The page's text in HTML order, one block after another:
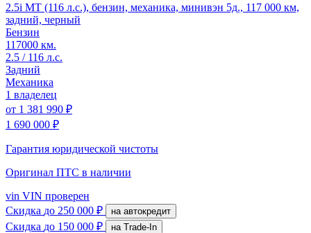
2.5i MT (116 л.с.), бензин, механика, минивэн 5д., 117 000 км,
задний, черный
Бензин
117000 км.
2.5 / 116 л.с.
Задний
Механика
1 владелец
от 1 381 990 ₽
1 690 000 ₽
Гарантия юридической чистоты
Оригинал ПТС в наличии
vin VIN проверен
Скидка до 250 000 ₽ на автокредит
Скидка до 150 000 ₽
на Trade-In